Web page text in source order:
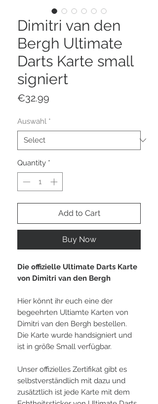
Dimitri van den
Bergh Ultimate
Darts Karte small
signiert
€32.99
Auswahl *
Quantity *
Add to Cart
Buy Now
Die offizielle Ultimate Darts Karte
von Dimitri van den Bergh
Hier könnt ihr euch eine der
begeehrten Ultiamte Karten von
Dimitri van den Bergh bestellen.
Die Karte wurde handsigniert und
ist in größe Small verfügbar.
Unser offizielles Zertifikat gibt es
selbstverständlich mit dazu und
zusätztlich ist jede Karte mit dem